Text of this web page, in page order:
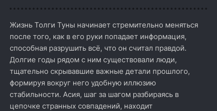
Жизнь Толги Туны начинает стремительно меняться
после того, как в его руки попадает информация,
способная разрушить всё, что он считал правдой.
Долгие годы рядом с ним существовали люди,
тщательно скрывавшие важные детали прошлого,
формируя вокруг него удобную иллюзию
стабильности. Асия, шаг за шагом разбираясь в
цепочке странных совпадений, находит